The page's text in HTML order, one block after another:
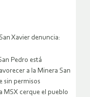
Xavier denuncia:
Pedro está
a la Minera San
sin permisos
MSX cerque el pueblo